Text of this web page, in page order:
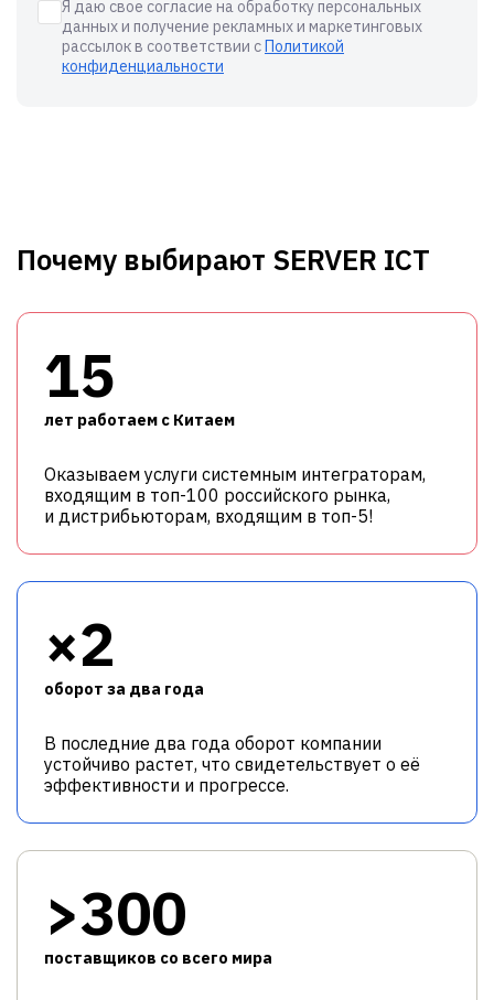
Я даю свое согласие на обработку персональных
данных и получение рекламных и маркетинговых
рассылок в соответствии сПолитикой
конфиденциальности
Почему выбирают SERVER ICT
15
лет работаем с Китаем
Оказываем услуги системным интеграторам,
входящим в топ-100 российского рынка,
и дистрибьюторам, входящим в топ-5!
×2
оборот за два года
В последние два года оборот компании
устойчиво растет, что свидетельствует о её
эффективности и прогрессе.
>300
поставщиков со всего мира